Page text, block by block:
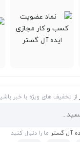
تخفیف های ویژه با خبر باشید
آل گسترما را دنبال کنید